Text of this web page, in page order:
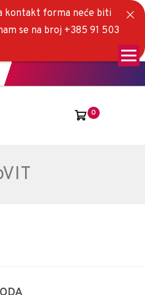
0
kontakt forma neće biti
se na broj +385 91 503